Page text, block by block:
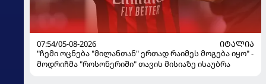
07:54/05-08-2026
ᲘᲢᲐᲚᲘᲐ
"ჩემი ოცნება "მილანთან" ერთად რაიმეს მოგება იყო" -
მოდრიჩმა "როსონერიში" თავის მისიაზე ისაუბრა